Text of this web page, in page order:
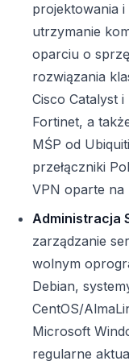
projektowania
utrzymanie
oparciu o
rozwiązania
Cisco Catalyst
Fortinet, a
MŚP od
przełączniki
VPN oparte na
Administracja
zarządzanie
wolnym
Debian,
CentOS/
Microsoft
regularne